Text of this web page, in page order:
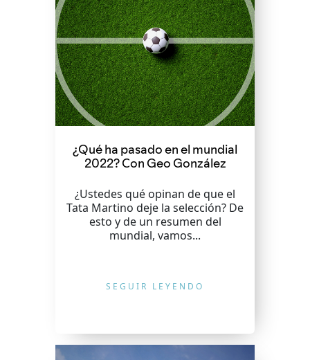
¿Qué ha pasado en el mundial
2022? Con Geo González
¿Ustedes qué opinan de que el
Tata Martino deje la selección? De
esto y de un resumen del
mundial, vamos...
SEGUIR LEYENDO